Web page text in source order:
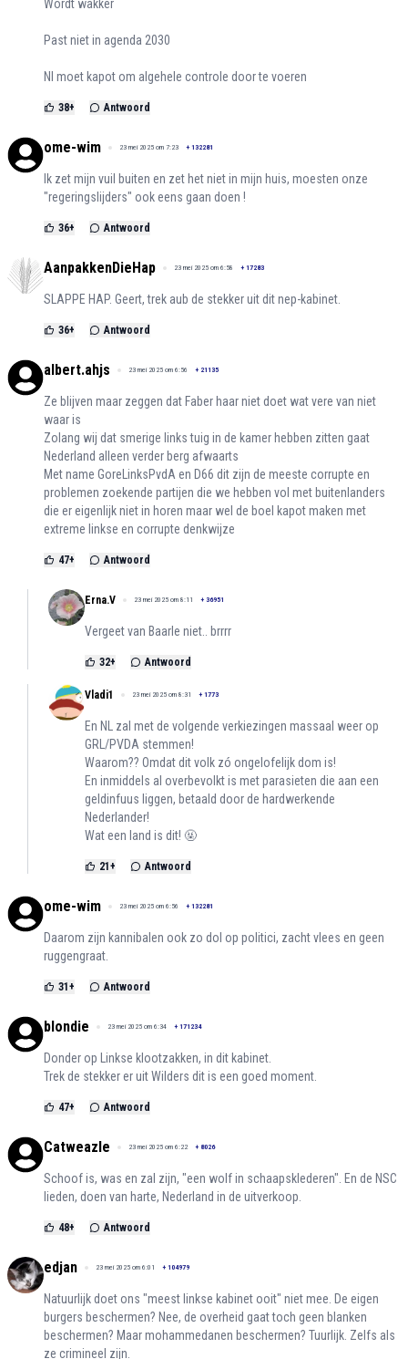
Wordt wakker
Past niet in agenda 2030
Nl moet kapot om algehele controle door te voeren
38+ Antwoord
ome-wim 23 mei 2025 om 7:23 + 132281
Ik zet mijn vuil buiten en zet het niet in mijn huis, moesten onze
"regeringslijders" ook eens gaan doen !
36+ Antwoord
AanpakkenDieHap 23 mei 2025 om 6:58 + 17283
SLAPPE HAP. Geert, trek aub de stekker uit dit nep-kabinet.
36+ Antwoord
albert.ahjs 23 mei 2025 om 6:56 + 21135
Ze blijven maar zeggen dat Faber haar niet doet wat vere van niet
waar is
Zolang wij dat smerige links tuig in de kamer hebben zitten gaat
Nederland alleen verder berg afwaarts
Met name GoreLinksPvdA en D66 dit zijn de meeste corrupte en
problemen zoekende partijen die we hebben vol met buitenlanders
die er eigenlijk niet in horen maar wel de boel kapot maken met
extreme linkse en corrupte denkwijze
47+ Antwoord
Erna.V 23 mei 2025 om 8:11 + 36951
Vergeet van Baarle niet.. brrrr
32+ Antwoord
Vladi1 23 mei 2025 om 8:31 + 1773
En NL zal met de volgende verkiezingen massaal weer op
GRL/PVDA stemmen!
Waarom?? Omdat dit volk zó ongelofelijk dom is!
En inmiddels al overbevolkt is met parasieten die aan een
geldinfuus liggen, betaald door de hardwerkende
Nederlander!
Wat een land is dit! 🤬
21 + Antwoord
ome-wim 23 mei 2025 om 6:56 + 132281
Daarom zijn kannibalen ook zo dol op politici, zacht vlees en geen
ruggengraat.
31 + Antwoord
blondie 23 mei 2025 om 6:34 + 171234
Donder op Linkse klootzakken, in dit kabinet.
Trek de stekker er uit Wilders dit is een goed moment.
47+ Antwoord
Catweazle 23 mei 2025 om 6:22 + 8026
Schoof is, was en zal zijn, "een wolf in schaapsklederen". En de NSC
lieden, doen van harte, Nederland in de uitverkoop.
48+ Antwoord
edjan 23 mei 2025 om 6:01 + 104979
Natuurlijk doet ons "meest linkse kabinet ooit" niet mee. De eigen
burgers beschermen? Nee, de overheid gaat toch geen blanken
beschermen? Maar mohammedanen beschermen? Tuurlijk. Zelfs als
ze crimineel zijn.